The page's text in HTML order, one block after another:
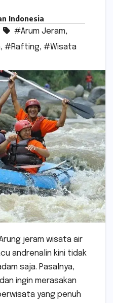
Indonesia
#Arum Jeram,
, #Rafting, #Wisata
Arung jeram wisata air
andrenalin kini tidak
saja. Pasalnya,
ingin merasakan
yang penuh